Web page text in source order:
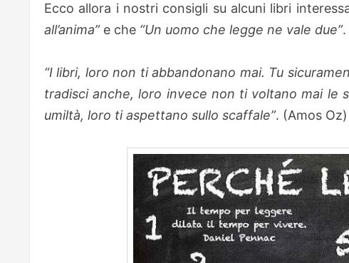
Ecco allora i nostri consigli su alcuni libri
all’anima”e che “Un uomo che legge ne vale due”.
“I libri, loro non ti abbandonano mai. Tu
tradisci anche, loro invece non ti voltano mai le
umiltà, loro ti aspettano sullo scaffale”. (Amos Oz)